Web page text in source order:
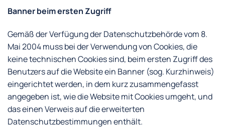
Banner beim ersten Zugriff
Gemäß der Verfügung der Datenschutzbehörde vom 8.
Mai 2004 muss bei der Verwendung von Cookies, die
keine technischen Cookies sind, beim ersten Zugriff des
Benutzers auf die Website ein Banner (sog. Kurzhinweis)
eingerichtet werden, in dem kurz zusammengefasst
angegeben ist, wie die Website mit Cookies umgeht, und
das einen Verweis auf die erweiterten
Datenschutzbestimmungen enthält.